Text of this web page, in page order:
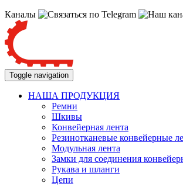
Каналы
Toggle navigation
НАША ПРОДУКЦИЯ
Ремни
Шкивы
Конвейерная лента
Резинотканевые конвейерные
Модульная лента
Замки для соединения
Рукава и шланги
Цепи